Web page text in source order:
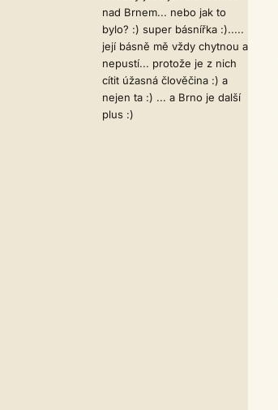
nad Brnem... nebo jak to
bylo? :) super básnířka :).....
její básně mě vždy chytnou a
nepustí... protože je z nich
cítit úžasná člověčina :) a
nejen ta :) ... a Brno je další
plus :)